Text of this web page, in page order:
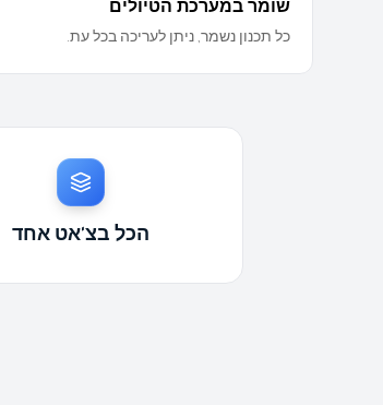
שומר במערכת הטיולים
כל תכנון נשמר, ניתן לעריכה בכל עת.
הכל בצ'אט אחד